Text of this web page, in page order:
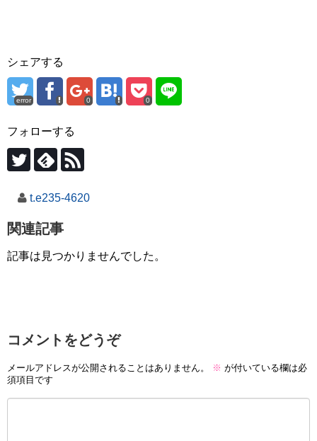
シェアする
error 0 0
フォローする
t.e235-4620
関連記事
記事は見つかりませんでした。
コメントをどうぞ
メールアドレスが公開されることはありません。 ※ が付いている欄は必
須項目です